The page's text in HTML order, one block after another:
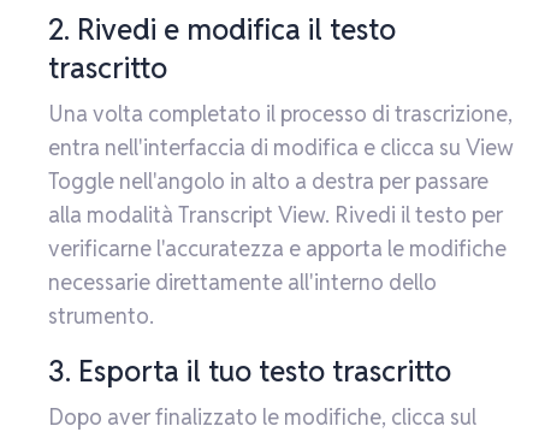
2. Rivedi e modifica il testo
trascritto
Una volta completato il processo di trascrizione,
entra nell'interfaccia di modifica e clicca su View
Toggle nell'angolo in alto a destra per passare
alla modalità Transcript View. Rivedi il testo per
verificarne l'accuratezza e apporta le modifiche
necessarie direttamente all'interno dello
strumento.
3. Esporta il tuo testo trascritto
Dopo aver finalizzato le modifiche, clicca sul